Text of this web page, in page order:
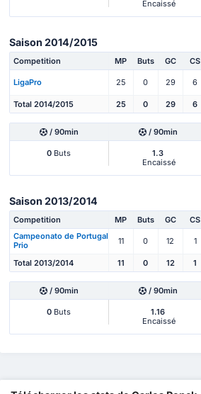
Encaissé
Saison 2014/2015
Competition MP Buts GC CS
LigaPro 25 0 29 6
Total 2014/2015 25 0 29 6
/ 90min / 90min
0 Buts
1.3
Encaissé
Saison 2013/2014
Competition MP Buts GC CS
Campeonato de Portugal
Prio
11 0 12 1
Total 2013/2014 11 0 12 1
/ 90min / 90min
0 Buts
1.16
Encaissé